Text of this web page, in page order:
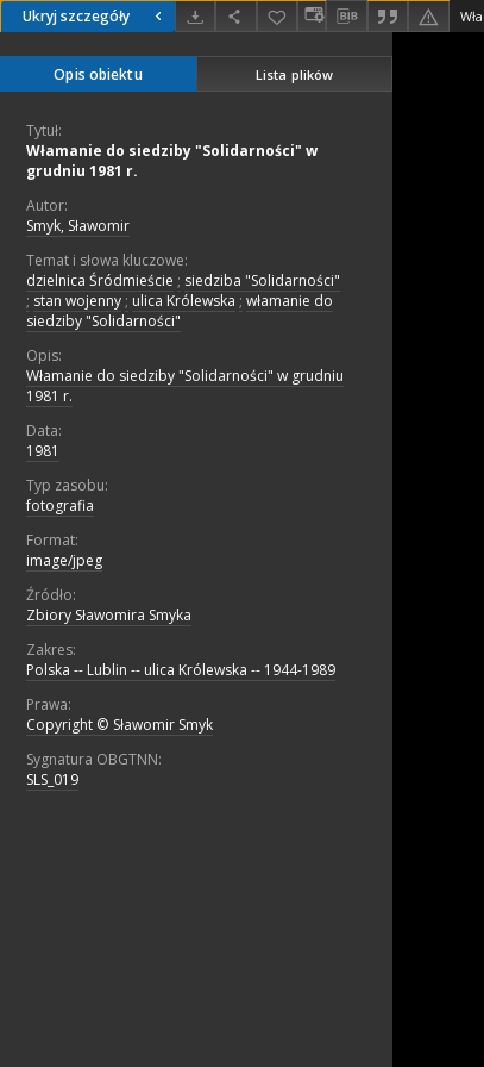
Ukryj szczegóły
Opis obiektu Lista plików
Tytuł:
Włamanie do siedziby "Solidarności" w
grudniu 1981 r.
Autor:
Smyk, Sławomir
Temat i słowa kluczowe:
dzielnica Śródmieście ; siedziba "Solidarności"
; stan wojenny ; ulica Królewska ; włamanie do
siedziby "Solidarności"
Opis:
Włamanie do siedziby "Solidarności" w grudniu
1981 r.
Data:
1981
Typ zasobu:
fotografia
Format:
image/jpeg
Źródło:
Zbiory Sławomira Smyka
Zakres:
Polska -- Lublin -- ulica Królewska -- 1944-1989
Prawa:
Copyright © Sławomir Smyk
Sygnatura OBGTNN:
SLS_019